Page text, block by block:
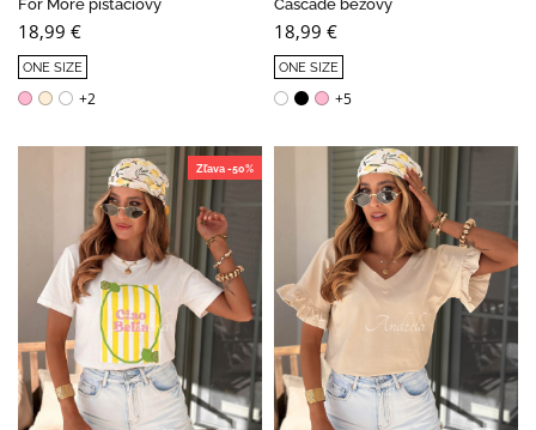
For More pistaciový
18,99 €
ONE SIZE
+2
Cascade béžový
18,99 €
ONE SIZE
+5
Zľava -50%